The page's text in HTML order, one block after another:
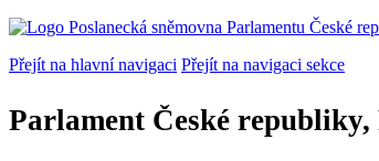
Přejít na hlavní navigaci Přejít na navigaci sekce
Parlament České republiky,